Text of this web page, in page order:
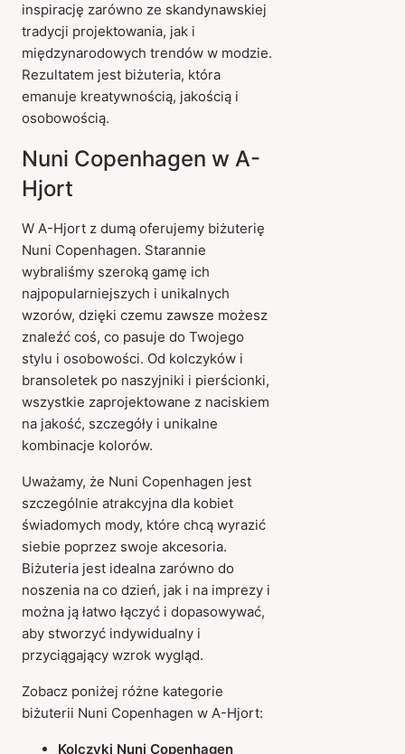
inspirację zarówno ze skandynawskiej
tradycji projektowania, jak i
międzynarodowych trendów w modzie.
Rezultatem jest biżuteria, która
emanuje kreatywnością, jakością i
osobowością.
Nuni Copenhagen w A-
Hjort
W A-Hjort z dumą oferujemy biżuterię
Nuni Copenhagen. Starannie
wybraliśmy szeroką gamę ich
najpopularniejszych i unikalnych
wzorów, dzięki czemu zawsze możesz
znaleźć coś, co pasuje do Twojego
stylu i osobowości. Od kolczyków i
bransoletek po naszyjniki i pierścionki,
wszystkie zaprojektowane z naciskiem
na jakość, szczegóły i unikalne
kombinacje kolorów.
Uważamy, że Nuni Copenhagen jest
szczególnie atrakcyjna dla kobiet
świadomych mody, które chcą wyrazić
siebie poprzez swoje akcesoria.
Biżuteria jest idealna zarówno do
noszenia na co dzień, jak i na imprezy i
można ją łatwo łączyć i dopasowywać,
aby stworzyć indywidualny i
przyciągający wzrok wygląd.
Zobacz poniżej różne kategorie
biżuterii Nuni Copenhagen w A-Hjort:
Kolczyki Nuni Copenhagen